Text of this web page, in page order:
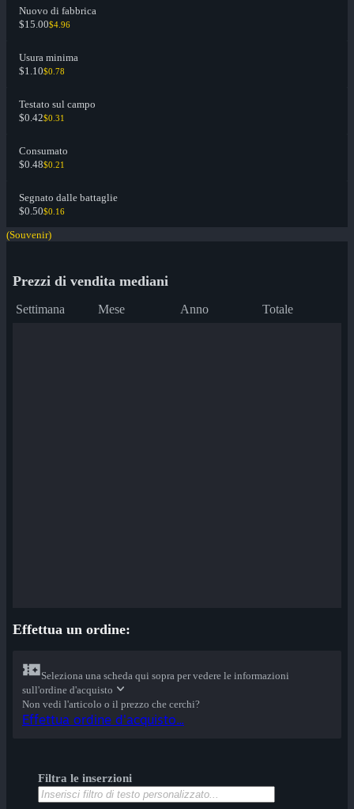
Nuovo di fabbrica
$15.00$4.96
Usura minima
$1.10$0.78
Testato sul campo
$0.42$0.31
Consumato
$0.48$0.21
Segnato dalle battaglie
$0.50$0.16
(Souvenir)
Prezzi di vendita mediani
Settimana Mese Anno Totale
Effettua un ordine:
Seleziona una scheda qui sopra per vedere le informazioni
sull'ordine d'acquisto
Non vedi l'articolo o il prezzo che cerchi?
Effettua ordine d'acquisto...
Filtra le inserzioni